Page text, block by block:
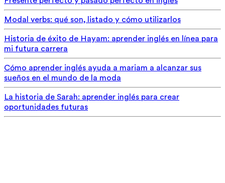
Modal verbs: qué son, listado y cómo utilizarlos
Historia de éxito de Hayam: aprender inglés en línea para
mi futura carrera
Cómo aprender inglés ayuda a mariam a alcanzar sus
sueños en el mundo de la moda
La historia de Sarah: aprender inglés para crear
oportunidades futuras